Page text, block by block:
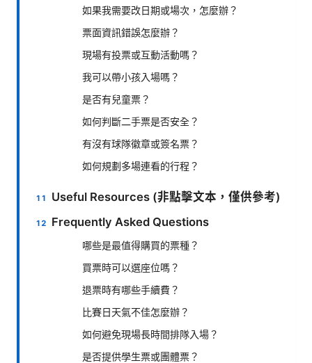
如果我需要改日期或場次，怎麼辦？
票面資訊錯誤怎麼辦？
現場有投票或互動活動嗎？
我可以帶小孩入場嗎？
是否有兒童票？
如何判斷二手票是否安全？
有沒有球隊徽章或簽名票？
如何規劃多場連看的行程？
Useful Resources (非點擊文本，僅供參考)
Frequently Asked Questions
哪些是最值得購買的票種？
買票時可以選座位嗎？
退票時有哪些手續費？
比賽日天氣不佳怎麼辦？
如何避免現場長時間排隊入場？
是否提供學生票或團體票？